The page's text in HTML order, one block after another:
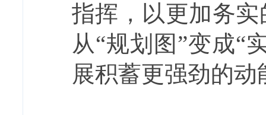
指挥，以更加务
从“规划图”变成“
展积蓄更强劲的动